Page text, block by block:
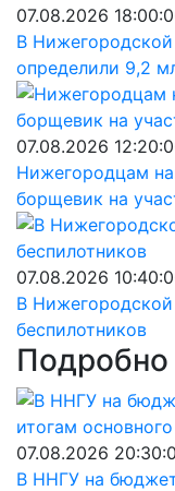
07.08.2026
В
определили 9,2
07.08.2026
Нижегородцам
борщевик на
07.08.2026
В Нижегородской
беспилотников
Подробно
07.08.2026
В ННГУ на